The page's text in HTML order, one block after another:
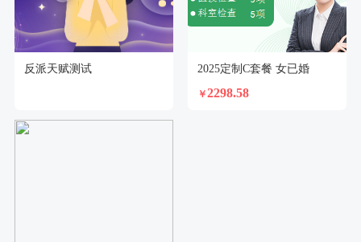
反派天赋测试 2025定制C套餐 女已婚
￥2298.58